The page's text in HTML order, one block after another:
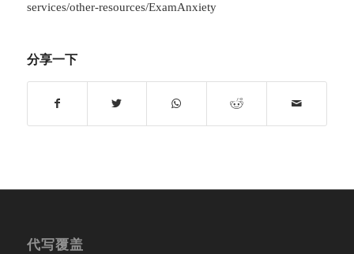
services/other-resources/ExamAnxiety
分享一下
代写覆盖